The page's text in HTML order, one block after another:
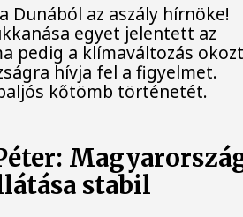
Dunából az aszály hírnöke!
egyet jelentett az
pedig a klímaváltozás
hívja fel a figyelmet.
kőtömb történetét.
stabil